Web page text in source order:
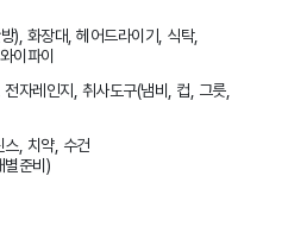
), 화장대, 헤어드라이기, 식탁,
이파이
자레인지, 취사도구(냄비, 컵, 그릇,
스, 치약, 수건
별준비)